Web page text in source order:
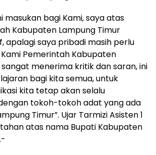
masukan bagi Kami, saya atas
Kabupaten Lampung Timur
apalagi saya pribadi masih perlu
Pemerintah Kabupaten
menerima kritik dan saran, ini
bagi kita semua, untuk
kita tetap akan selalu
tokoh-tokoh adat yang ada
Timur”. Ujar Tarmizi Asisten 1
atas nama Bupati Kabupaten